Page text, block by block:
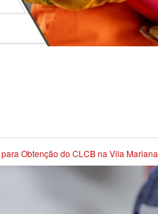
Obtenção do CLCB na Vila Mariana